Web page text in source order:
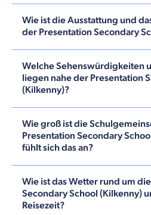
Wie ist die Ausstattung und
der Presentation Secondary
Welche Sehenswürdigkeiten
liegen nahe der Presentation
(Kilkenny)?
Wie groß ist die
Presentation Secondary
fühlt sich das an?
Wie ist das Wetter rund um
Secondary School (Kilkenny)
Reisezeit?